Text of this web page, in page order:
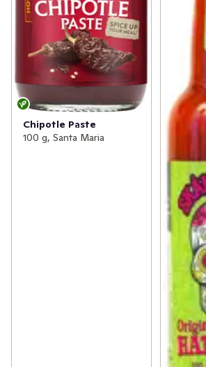
Chipotle Paste
100 g, Santa Maria